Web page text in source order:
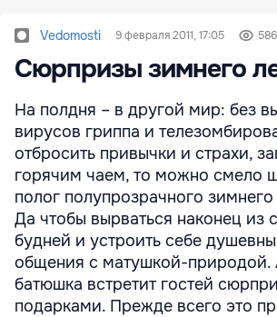
Vedomosti 9 февраля 2011, 17:05 586
Сюрпризы зимнего
На полдня – в другой мир: без
вирусов гриппа и
отбросить привычки и страхи,
горячим чаем, то можно смело
полог полупрозрачного
Да чтобы вырваться наконец из
будней и устроить себе
общения с матушкой-природой.
батюшка встретит гостей
подарками. Прежде всего это